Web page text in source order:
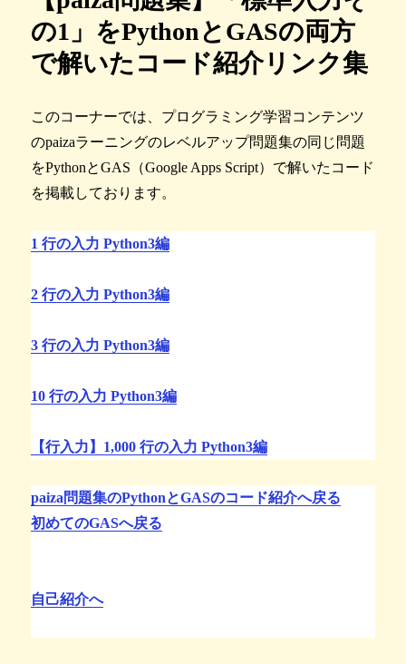
の1」をPythonとGASの両方
で解いたコード紹介リンク集
このコーナーでは、プログラミング学習コンテンツ
のpaizaラーニングのレベルアップ問題集の同じ問題
をPythonとGAS（Google Apps Script）で解いたコード
を掲載しております。
1 行の入力 Python3編
2 行の入力 Python3編
3 行の入力 Python3編
10 行の入力 Python3編
【行入力】1,000 行の入力 Python3編
paiza問題集のPythonとGASのコード紹介へ戻る
初めてのGASへ戻る
自己紹介へ